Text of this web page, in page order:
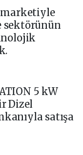
marketiyle
sektörünün
5 kW
Dizel
satışa